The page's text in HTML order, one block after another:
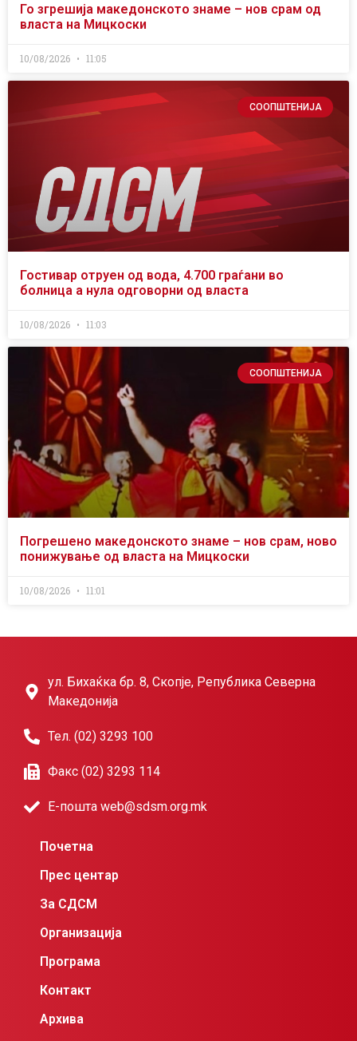
Го згрешија македонското знаме – нов срам од
власта на Мицкоски
10/08/2026 11:05
СООПШТЕНИЈА
Гостивар отруен од вода, 4.700 граѓани во
болница а нула одговорни од власта
10/08/2026 11:03
СООПШТЕНИЈА
Погрешено македонското знаме – нов срам, ново
понижување од власта на Мицкоски
10/08/2026 11:01
ул. Бихаќка бр. 8, Скопје, Република Северна
Македонија
Тел. (02) 3293 100
Факс (02) 3293 114
Е-пошта web@sdsm.org.mk
Почетна
Прес центар
За СДСМ
Организација
Програма
Контакт
Архива